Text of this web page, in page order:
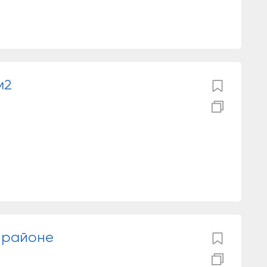
районе